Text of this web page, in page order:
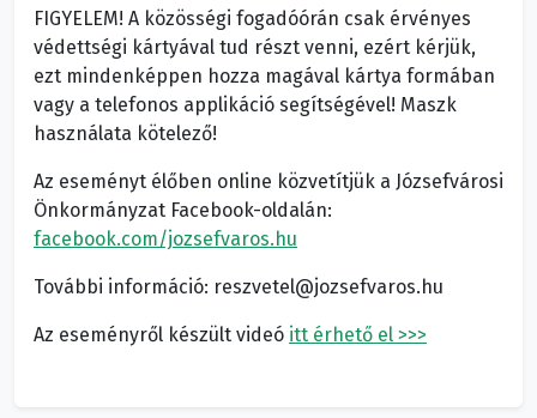
FIGYELEM! A közösségi fogadóórán csak érvényes
védettségi kártyával tud részt venni, ezért kérjük,
ezt mindenképpen hozza magával kártya formában
vagy a telefonos applikáció segítségével! Maszk
használata kötelező!
Az eseményt élőben online közvetítjük a Józsefvárosi
Önkormányzat Facebook-oldalán:
facebook.com/jozsefvaros.hu
További információ: reszvetel@jozsefvaros.hu
Az eseményről készült videó itt érhető el >>>